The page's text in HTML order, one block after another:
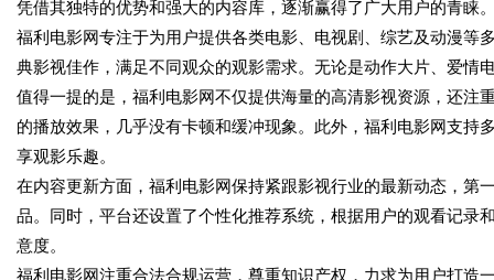
凭借其独特的优势和强大的内容库，逐渐赢得了广大用户的青睐
福利电影网专注于为用户提供各类电影、电视剧、综艺及动漫等
典影视佳作，满足不同观众的观影需求。无论是动作大片、爱情
值得一提的是，福利电影网不仅提供海量的高清影视资源，还注
的播放效果，几乎没有卡顿和缓冲现象。此外，福利电影网支
享观影乐趣。
在内容更新方面，福利电影网保持紧跟影视行业的最新动态，第
品。同时，平台还设置了个性化推荐系统，根据用户的观看记录
意度。
福利电影网注重合法合规运营，尊重知识产权，力求为用户打造